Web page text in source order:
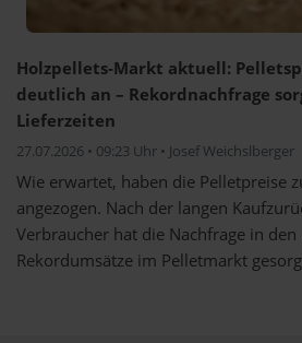
Holzpellets-Markt aktuell:
deutlich an – Rekordnachfrage
Lieferzeiten
27.07.2026 • 09:23 Uhr • Josef Weichslberger
Wie erwartet, haben die Pelletpreise
angezogen. Nach der langen
Verbraucher hat die Nachfrage in
Rekordumsätze im Pelletmarkt